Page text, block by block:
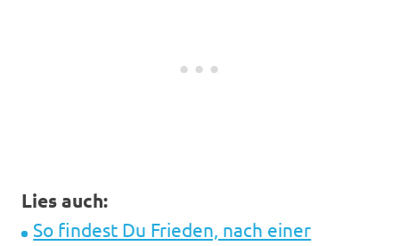
Lies auch:
So findest Du Frieden, nach einer